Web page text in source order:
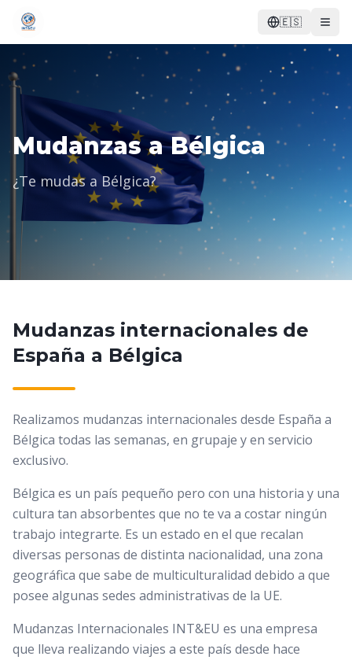
🇪🇸
Mudanzas a Bélgica
¿Te mudas a Bélgica?
Mudanzas internacionales de
España a Bélgica
Realizamos mudanzas internacionales desde España a
Bélgica todas las semanas, en grupaje y en servicio
exclusivo.
Bélgica es un país pequeño pero con una historia y una
cultura tan absorbentes que no te va a costar ningún
trabajo integrarte. Es un estado en el que recalan
diversas personas de distinta nacionalidad, una zona
geográfica que sabe de multiculturalidad debido a que
posee algunas sedes administrativas de la UE.
Mudanzas Internacionales INT&EU es una empresa
que lleva realizando viajes a este país desde hace